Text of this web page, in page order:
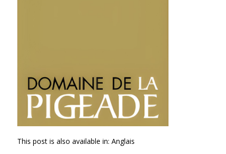
This post is also available in: Anglais